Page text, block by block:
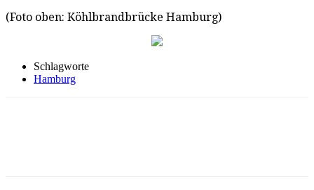
(Foto oben: Köhlbrandbrücke Hamburg)
Schlagworte
Hamburg